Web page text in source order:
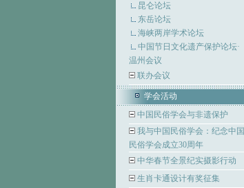
昆仑论坛
东岳论坛
海峡两岸学术论坛
中国节日文化遗产保护论坛·
温州会议
联办会议
学会活动
中国民俗学会与非遗保护
我与中国民俗学会：纪念中国
民俗学会成立30周年
中华春节全景纪实摄影行动
生肖卡通设计有奖征集